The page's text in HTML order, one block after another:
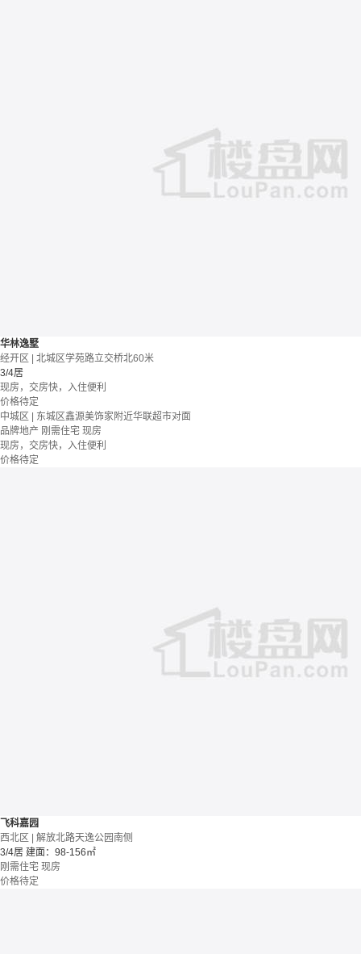
华林逸墅
经开区 | 北城区学苑路立交桥北60米
3/4居
现房，交房快，入住便利
价格待定
中城区 | 东城区鑫源美饰家附近华联超市对面
品牌地产 刚需住宅 现房
现房，交房快，入住便利
价格待定
飞科嘉园
西北区 | 解放北路天逸公园南侧
3/4居 建面：98-156㎡
刚需住宅 现房
价格待定